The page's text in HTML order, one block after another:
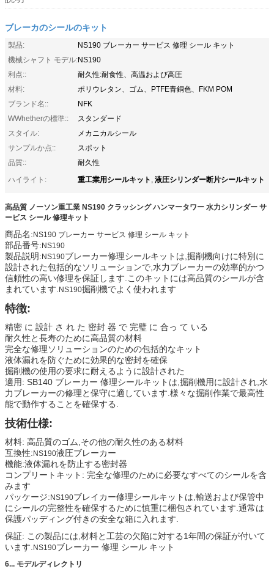
ブレーカのシールのキット
製品:
NS190 ブレーカー サービス 修理 シール キット
機械シャフト モデル:NS190
利点::
耐久性:耐食性、高温および高圧
材料:
ポリウレタン、ゴム、PTFE青銅色、FKM POM
ブランド名::
NFK
WWhetherの標準::
スタンダード
スタイル:
メカニカルシール
サンプルか点::
スポット
品質::
耐久性
ハイライト:
重工業用シールキット , 液圧シリンダー断片シールキット
高品質 ノーソン重工業 NS190 クラッシング ハンマータワー 水力シリンダー サ
ービス シール 修理キット
商品名:NS190 ブレーカー サービス 修理 シール キット
部品番号:NS190
製品説明:NS190ブレーカー修理シールキットは,掘削機向けに特別に
設計された包括的なソリューションで,水力ブレーカーの効率的かつ
信頼性の高い修理を保証します.このキットには高品質のシールが含
まれています. NS190掘削機でよく使われます
特徴:
精密 に 設計 さ れ た 密封 器 で 完璧 に 合っ て いる
耐久性と長寿のために高品質の材料
完全な修理ソリューションのための包括的なキット
液体漏れを防ぐために効果的な密封を確保
掘削機の使用の要求に耐えるように設計された
適用: SB140 ブレーカー 修理シールキットは,掘削機用に設計され,水
力ブレーカーの修理と保守に適しています.様々な掘削作業で最高性
能で動作することを確保する.
技術仕様:
材料: 高品質のゴム,その他の耐久性のある材料
互換性:NS190液圧ブレーカー
機能:液体漏れを防止する密封器
コンプリートキット: 完全な修理のために必要なすべてのシールを含
みます
パッケージ:NS190ブレイカー修理シールキットは,輸送および保管中
にシールの完整性を確保するために慎重に梱包されています.通常は
保護パッディング付きの安全な箱に入れます.
保証: この製品には,材料と工芸の欠陥に対する1年間の保証が付いて
います. NS190ブレーカー 修理 シール キット
6... モデルディレクトリ